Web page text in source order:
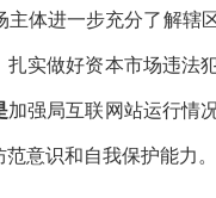
体进一步充分了解辖
实做好资本市场违
加强局互联网站运行情
意识和自我保护能力。